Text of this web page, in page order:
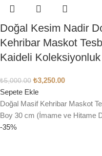
Doğal Kesim Nadir
Kehribar Maskot
Kaideli Koleksiyonluk
₺5,000.00 ₺3,250.00
Sepete Ekle
Doğal Masif Kehribar Maskot
Boy 30 cm (İmame ve Hitame
-35%